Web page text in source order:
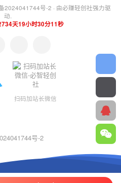
2024041744号-2 · 由必赚轻创社强力驱
动.
天19小时30分12秒
扫码加站长微信
号-2